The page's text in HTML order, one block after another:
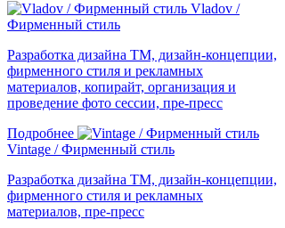
Vladov /
Фирменный стиль
Разработка дизайна ТМ, дизайн-концепции,
фирменного стиля и рекламных
материалов, копирайт, организация и
проведение фото сессии, пре-пресс
Подробнее
Vintage / Фирменный стиль
Разработка дизайна ТМ, дизайн-концепции,
фирменного стиля и рекламных
материалов, пре-пресс